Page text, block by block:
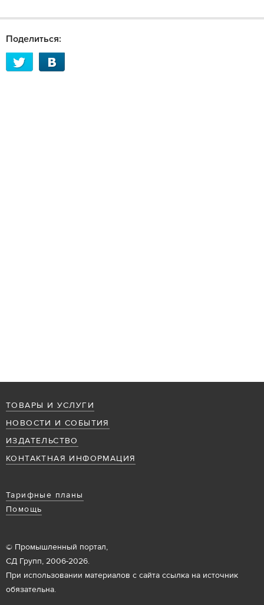
Поделиться:
ТОВАРЫ И УСЛУГИ
НОВОСТИ И СОБЫТИЯ
ИЗДАТЕЛЬСТВО
КОНТАКТНАЯ ИНФОРМАЦИЯ
Тарифные планы
Помощь
© Промышленный портал,
СД Групп, 2006-2026.
При использовании материалов с сайта ссылка на источник
обязательна.